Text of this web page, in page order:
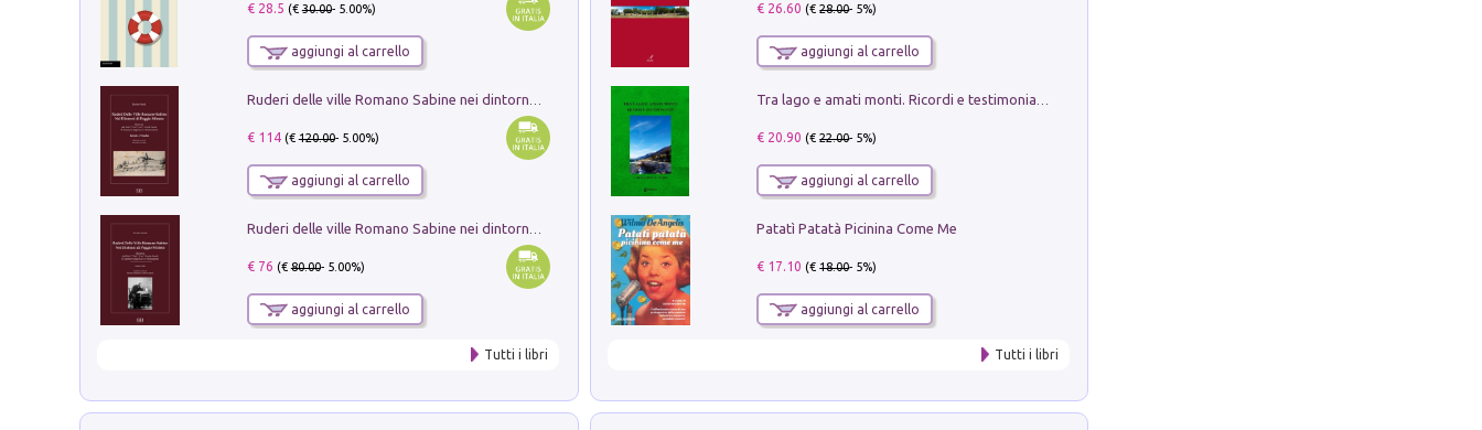
€ 28.5 (€30.00- 5.00%)
aggiungi al carrello
€ 114(€120.00- 5.00%)
aggiungi al carrello
€ 76 (€80.00- 5.00%)
aggiungi al carrello
Tutti i libri
€ 26.60 (€28.00- 5%)
aggiungi al carrello
€ 20.90 (€22.00- 5%)
aggiungi al carrello
Patatì Patatà Picinina Come Me
€ 17.10 (€18.00- 5%)
aggiungi al carrello
Tutti i libri